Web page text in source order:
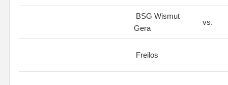
BSG Wismut
Gera
vs.
Freilos